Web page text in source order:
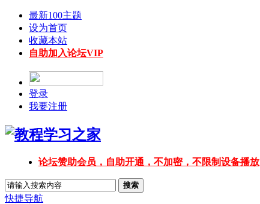
最新100主题
设为首页
收藏本站
自助加入论坛VIP
登录
我要注册
论坛赞助会员，自助开通，不加密，不限制设备播放
搜索
快捷导航